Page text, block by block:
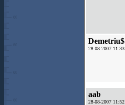
Demetriu$
28-08-2007 11:33
aab
28-08-2007 11:52